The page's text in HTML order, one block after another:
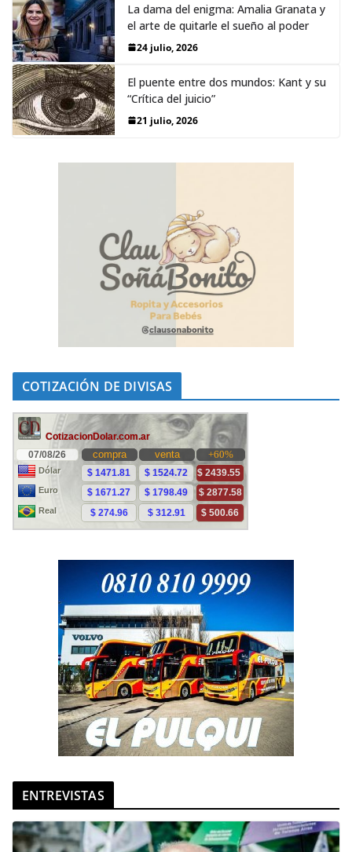
La dama del enigma: Amalia Granata y
el arte de quitarle el sueño al poder
24 julio, 2026
El puente entre dos mundos: Kant y su
“Crítica del juicio”
21 julio, 2026
COTIZACIÓN DE DIVISAS
ENTREVISTAS